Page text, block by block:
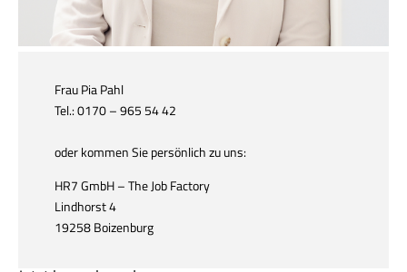
Frau Pia Pahl
Tel.: 0170 – 965 54 42
oder kommen Sie persönlich zu uns:
HR7 GmbH – The Job Factory
Lindhorst 4
19258 Boizenburg